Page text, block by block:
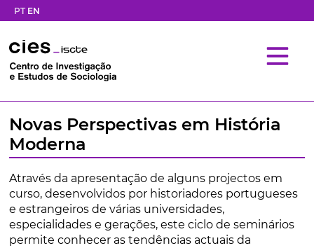
PT EN
Novas Perspectivas em História
Moderna
Através da apresentação de alguns projectos em
curso, desenvolvidos por historiadores portugueses
e estrangeiros de várias universidades,
especialidades e gerações, este ciclo de seminários
permite conhecer as tendências actuais da